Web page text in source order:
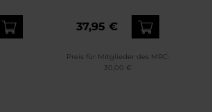
37,95 €
Preis für Mitglieder des MRC:
30,00 €